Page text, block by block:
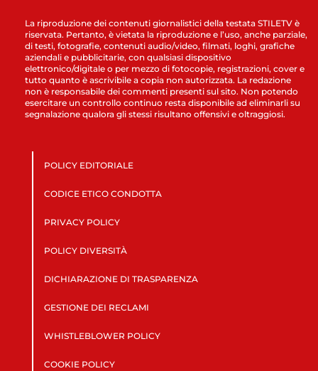
La riproduzione dei contenuti giornalistici della testata STILETV è
riservata. Pertanto, è vietata la riproduzione e l’uso, anche parziale,
di testi, fotografie, contenuti audio/video, filmati, loghi, grafiche
aziendali e pubblicitarie, con qualsiasi dispositivo
elettronico/digitale o per mezzo di fotocopie, registrazioni, cover e
tutto quanto è ascrivibile a copia non autorizzata. La redazione
non è responsabile dei commenti presenti sul sito. Non potendo
esercitare un controllo continuo resta disponibile ad eliminarli su
segnalazione qualora gli stessi risultano offensivi e oltraggiosi.
POLICY EDITORIALE
CODICE ETICO CONDOTTA
PRIVACY POLICY
POLICY DIVERSITÀ
DICHIARAZIONE DI TRASPARENZA
GESTIONE DEI RECLAMI
WHISTLEBLOWER POLICY
COOKIE POLICY